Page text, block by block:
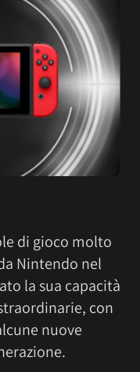
di gioco molto
Nintendo nel
la sua capacità
con
nuove